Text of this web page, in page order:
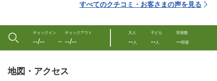
すべてのクチコミ・お客さまの声を見る
チェックイン
--/-- 〜
チェックアウト
--/--
大人
--人
子ども
--人
部屋数
--部屋
地図・アクセス